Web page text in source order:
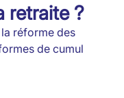
retraite ?
réforme des
de cumul